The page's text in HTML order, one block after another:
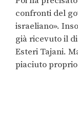
confronti del
israeliano».
già ricevuto il
Esteri Tajani.
piaciuto